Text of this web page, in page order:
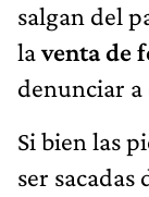
salgan del
laventa de
denunciar a
Si bien las
ser sacadas